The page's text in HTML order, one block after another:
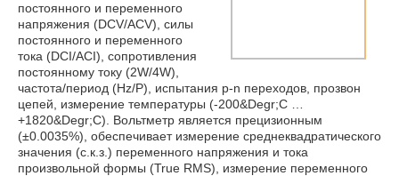
постоянного и переменного
напряжения (DCV/ACV), силы
постоянного и переменного
тока (DCI/ACI), сопротивления
постоянному току (2W/4W),
частота/период (Hz/P), испытания p-n переходов, прозвон
цепей, измерение температуры (-200&Degr;C …
+1820&Degr;C). Вольтметр является прецизионным
(±0.0035%), обеспечивает измерение среднеквадратического
значения (с.к.з.) переменного напряжения и тока
произвольной формы (True RMS), измерение переменного